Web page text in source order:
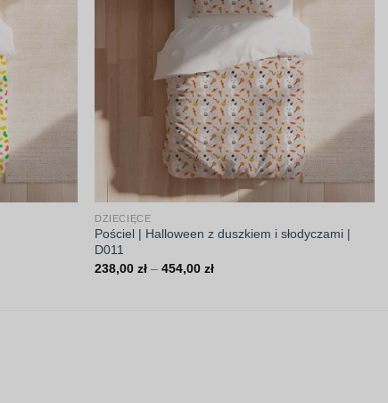
DZIECIĘCE
Pościel | Halloween z duszkiem i słodyczami |
D011
238,00zł – 454,00złZakres